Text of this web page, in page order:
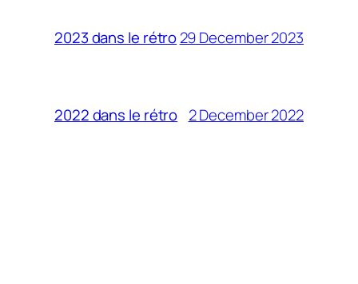
2023 dans le rétro29 December 2023
2022 dans le rétro 2 December 2022